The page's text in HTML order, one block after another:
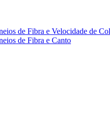
de Fibra e Velocidade de
de Fibra e Canto